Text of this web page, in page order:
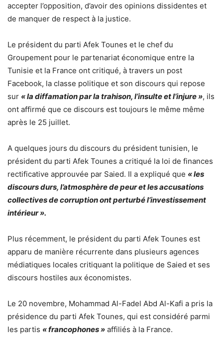
accepter l’opposition, d’avoir des opinions dissidentes et
de manquer de respect à la justice.
Le président du parti Afek Tounes et le chef du
Groupement pour le partenariat économique entre la
Tunisie et la France ont critiqué, à travers un post
Facebook, la classe politique et son discours qui repose
sur « la diffamation par la trahison, l’insulte et l’injure », ils
ont affirmé que ce discours est toujours le même même
après le 25 juillet.
A quelques jours du discours du président tunisien, le
président du parti Afek Tounes a critiqué la loi de finances
rectificative approuvée par Saied. Il a expliqué que « les
discours durs, l’atmosphère de peur et les accusations
collectives de corruption ont perturbé l’investissement
intérieur ».
Plus récemment, le président du parti Afek Tounes est
apparu de manière récurrente dans plusieurs agences
médiatiques locales critiquant la politique de Saied et ses
discours hostiles aux économistes.
Le 20 novembre, Mohammad Al-Fadel Abd Al-Kafi a pris la
présidence du parti Afek Tounes, qui est considéré parmi
les partis « francophones » affiliés à la France.